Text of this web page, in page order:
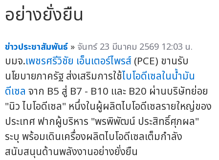
อย่างยั่งยืน
ข่าวประชาสัมพันธ์ » จันทร์ 23 มีนาคม 2569 12:03 น.
บมจ.เพชรศรีวิชัย เอ็นเตอร์ไพรส์ (PCE) ขานรับ
นโยบายภาครัฐ ส่งเสริมการใช้ไบโอดีเซลในน้ำมัน
ดีเซล จาก B5 สู่ B7 - B10 และ B20 ผ่านบริษัทย่อย
"นิว ไบโอดีเซล" หนึ่งในผู้ผลิตไบโอดีเซลรายใหญ่ของ
ประเทศ ฟากผู้บริหาร "พรพิพัฒน์ ประสิทธิ์ศุภผล"
ระบุ พร้อมเดินเครื่องผลิตไบโอดีเซลเต็มกำลัง
สนับสนุนด้านพลังงานอย่างยั่งยืน